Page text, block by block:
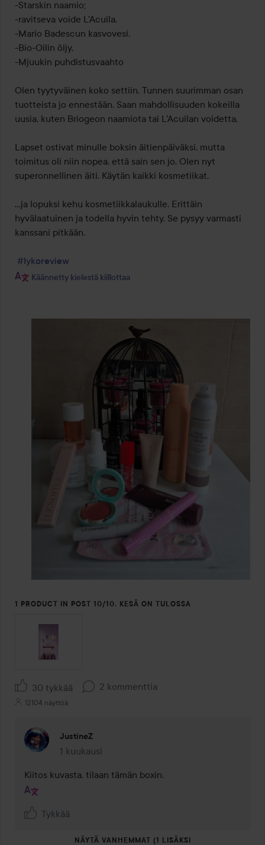
-Starskin naamio;
-ravitseva voide L'Acuila,
-Mario Badescun kasvovesi,
-Bio-Oilin öljy,
-Mjuukin puhdistusvaahto
Olen tyytyväinen koko settiin. Tunnen suurimman osan
tuotteista jo ennestään. Saan mahdollisuuden kokeilla
uusia, kuten Briogeon naamiota tai L'Acuilan voidetta.
Lapset ostivat minulle boksin äitienpäiväksi, mutta
toimitus oli niin nopea, että sain sen jo. Olen nyt
superonnellinen äiti. Käytän kaikki kosmetiikat.
...ja lopuksi kehu kosmetiikkalaukulle. Erittäin
hyvälaatuinen ja todella hyvin tehty. Se pysyy varmasti
kanssani pitkään.
#lykoreview
Käännetty kielestä kiillottaa
1 PRODUCT IN POST 10/10. KESÄ ON TULOSSA
30 tykkää 2 kommenttia
12104 näyttöä
JustineZ
1 kuukausi
Kommentti lisättiin 1 kuukausi
Kiitos kuvasta, tilaan tämän boxin.
Tykkää
NÄYTÄ VANHEMMAT (1 LISÄKSI